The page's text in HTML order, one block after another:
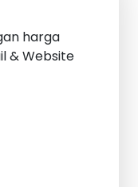
harga
& Website